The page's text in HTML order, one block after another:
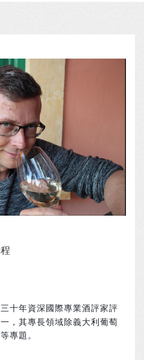
三十年資深國際專業酒評家評
，其專長領域除義大利葡萄
專題。